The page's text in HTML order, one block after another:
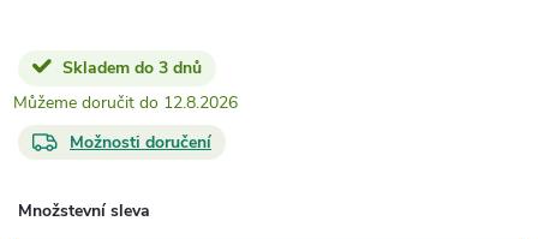
Skladem do 3 dnů
12.8.2026
Možnosti doručení
Množstevní sleva